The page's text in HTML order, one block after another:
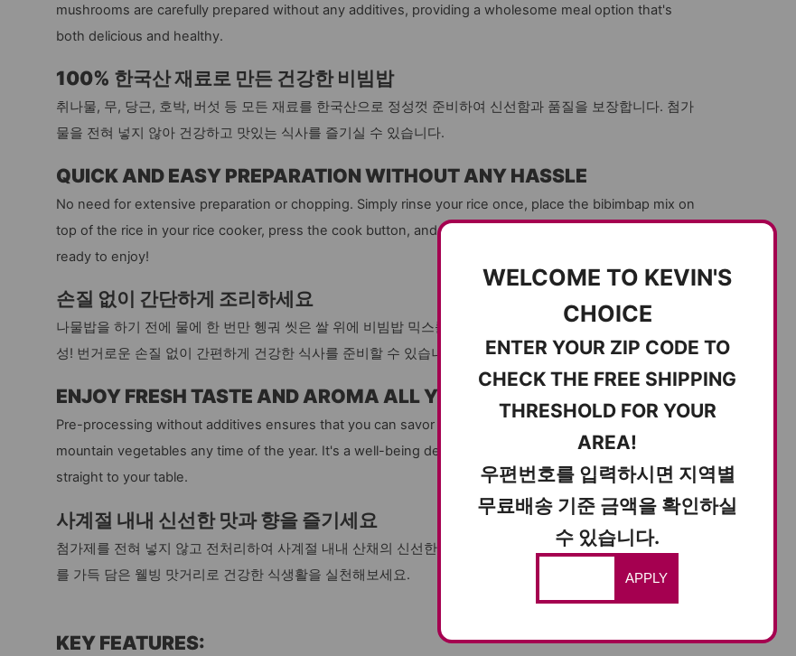
mushrooms are carefully prepared without any additives, providing a wholesome meal option that's
both delicious and healthy.
100% 한국산 재료로 만든 건강한 비빔밥
취나물, 무, 당근, 호박, 버섯 등 모든 재료를 한국산으로 정성껏 준비하여 신선함과 품질을 보장합니다. 첨가
물을 전혀 넣지 않아 건강하고 맛있는 식사를 즐기실 수 있습니다.
QUICK AND EASY PREPARATION WITHOUT ANY HASSLE
No need for extensive preparation or chopping. Simply rinse your rice once, place the bibimbap mix on
top of the rice in your rice cooker, press the cook button, and your nutritious mountain vegetable rice is
ready to enjoy!
손질 없이 간단하게 조리하세요
나물밥을 하기 전에 물에 한 번만 헹궈 씻은 쌀 위에 비빔밥 믹스를 올려놓고 취사 버튼 한 번이면 나물밥 완
성! 번거로운 손질 없이 간편하게 건강한 식사를 준비할 수 있습니다.
ENJOY FRESH TASTE AND AROMA ALL YEAR ROUND
Pre-processing without additives ensures that you can savor the fresh taste and aroma of seasonal
mountain vegetables any time of the year. It's a well-being delicacy that brings the flavors of nature
straight to your table.
사계절 내내 신선한 맛과 향을 즐기세요
첨가제를 전혀 넣지 않고 전처리하여 사계절 내내 산채의 신선한 맛과 향을 즐길 수 있습니다. 자연의 풍미
를 가득 담은 웰빙 맛거리로 건강한 식생활을 실천해보세요.
KEY FEATURES:
WELCOME TO KEVIN'S
CHOICE
ENTER YOUR ZIP CODE TO
CHECK THE FREE SHIPPING
THRESHOLD FOR YOUR
AREA!
우편번호를 입력하시면 지역별
무료배송 기준 금액을 확인하실
수 있습니다.
APPLY